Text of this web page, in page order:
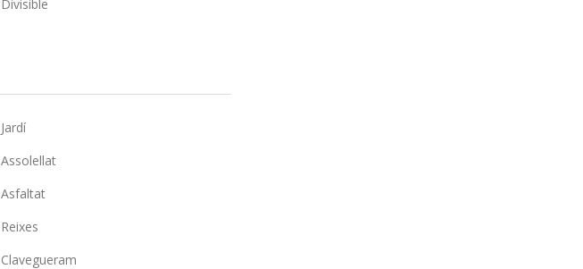
Divisible
Jardí
Assolellat
Asfaltat
Reixes
Clavegueram